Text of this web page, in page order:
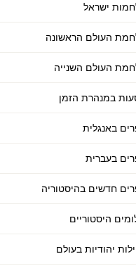
ישראל
העולם הראשונה
העולם השנייה
במנהרת הזמן
באנגלית
בעברית
חדשים בהיסטוריה
היסטוריים
יהודיות בעולם